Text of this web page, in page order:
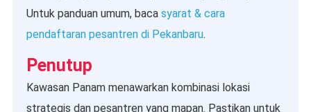
Untuk panduan umum, baca syarat & cara
pendaftaran pesantren di Pekanbaru.
Penutup
Kawasan Panam menawarkan kombinasi lokasi
strategis dan pesantren yang mapan. Pastikan untuk